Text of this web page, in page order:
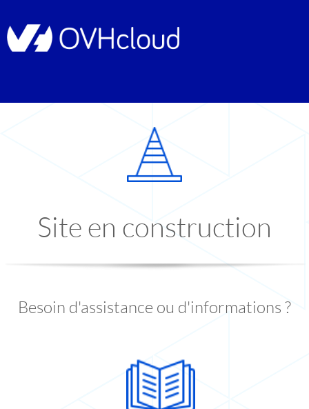
Site en construction
Besoin d'assistance ou d'informations ?